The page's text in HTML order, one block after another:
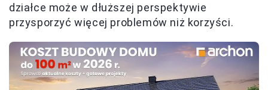
działce może w dłuższej perspektywie
przysporzyć więcej problemów niż korzyści.